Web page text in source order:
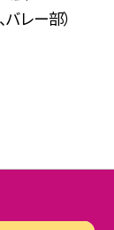
レー部）